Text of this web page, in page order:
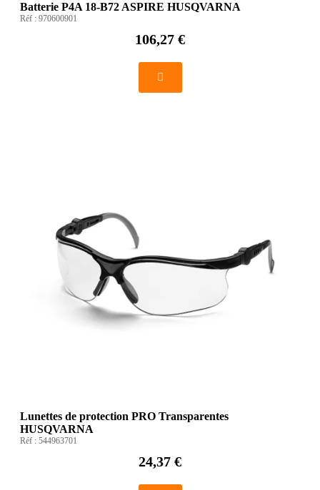
Batterie P4A 18-B72 ASPIRE HUSQVARNA
Réf : 970600901
106,27 €
Lunettes de protection PRO Transparentes
HUSQVARNA
Réf : 544963701
24,37 €